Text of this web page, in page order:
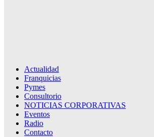
Actualidad
Franquicias
Pymes
Consultorio
NOTICIAS CORPORATIVAS
Eventos
Radio
Contacto